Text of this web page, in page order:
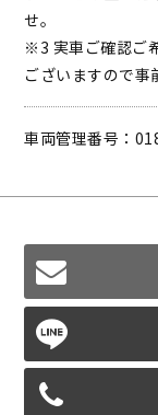
せ。
※3 実車ご確認ご
ございますので事
車両管理番号：